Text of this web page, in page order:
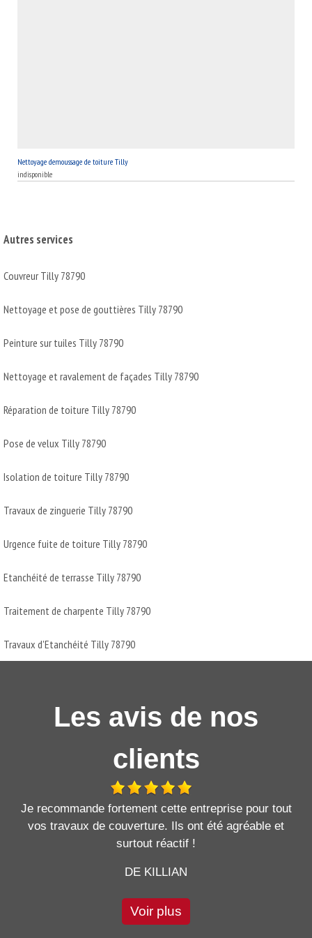
Nettoyage demoussage de toiture Tilly
indisponible
Autres services
Couvreur Tilly 78790
Nettoyage et pose de gouttières Tilly 78790
Peinture sur tuiles Tilly 78790
Nettoyage et ravalement de façades Tilly 78790
Réparation de toiture Tilly 78790
Pose de velux Tilly 78790
Isolation de toiture Tilly 78790
Travaux de zinguerie Tilly 78790
Urgence fuite de toiture Tilly 78790
Etanchéité de terrasse Tilly 78790
Traitement de charpente Tilly 78790
Travaux d'Etanchéité Tilly 78790
Les avis de nos
clients
Je recommande fortement cette entreprise pour tout
vos travaux de couverture. Ils ont été agréable et
surtout réactif !
DE KILLIAN
Voir plus